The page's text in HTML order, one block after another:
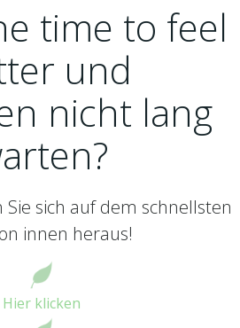
time to feel
und
nicht lang
sich auf dem schnellsten
innen heraus!
Hier klicken